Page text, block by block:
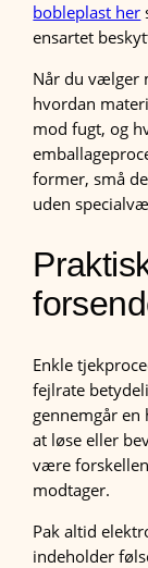
bobleplast her
ensartet
Når du vælger
hvordan
mod fugt, og
former, små
uden
Enkle
fejlrate
gennemgår
at løse eller
være
modtager.
Pak altid
indeholder